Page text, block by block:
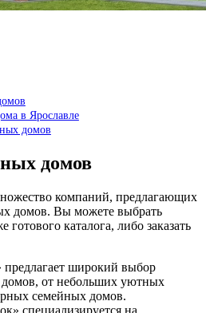
в Ярославле
домов
домов
компаний, предлагающих
домов. Вы можете выбрать
каталога, либо заказать
широкий выбор
домов, от небольших уютных
семейных домов.
специализируется на